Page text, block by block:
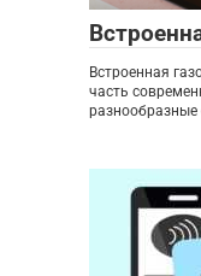
Встроенная
часть